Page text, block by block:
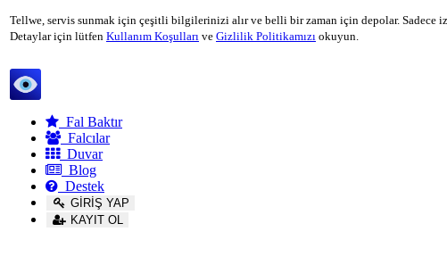
Tellwe, servis sunmak için çeşitli bilgilerinizi alır ve belli bir zaman için depolar. Sadece
Detaylar için lütfen Kullanım Koşulları ve Gizlilik Politikamızı okuyun.
Fal Baktır
Falcılar
Duvar
Blog
Destek
GİRİŞ YAP
KAYIT OL